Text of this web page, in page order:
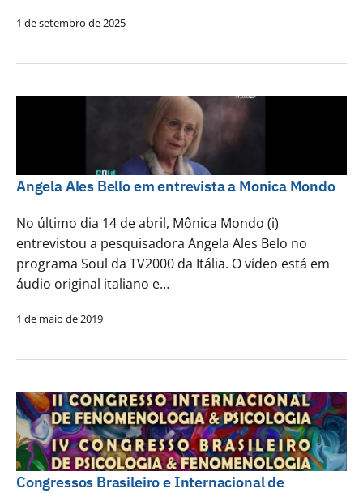
1 de setembro de 2025
Angela Ales Bello em entrevista a Monica Mondo
No último dia 14 de abril, Mônica Mondo (i)
entrevistou a pesquisadora Angela Ales Belo no
programa Soul da TV2000 da Itália. O vídeo está em
áudio original italiano e…
1 de maio de 2019
Congressos Brasileiro e Internacional de